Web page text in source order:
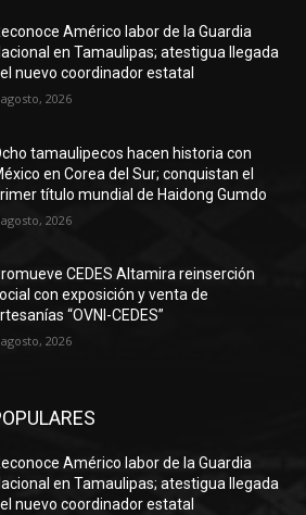
Américo labor de la Guardia
en Tamaulipas; atestigua llegada
nuevo coordinador estatal
2026
tamaulipecos hacen historia con
en Corea del Sur; conquistan el
título mundial de Haidong Gumdo
2026
CEDES Altamira reinserción
con exposición y venta de
“OVNI-CEDES”
2026
Américo labor de la Guardia
en Tamaulipas; atestigua llegada
nuevo coordinador estatal